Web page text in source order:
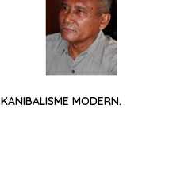
KANIBALISME MODERN.